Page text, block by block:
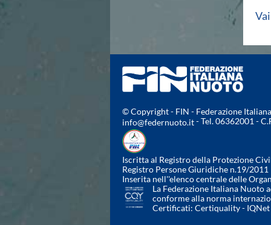
Primati
Azzurri
Flash News
Salvamento
Eventi
Norme e documenti
Risultati e Classifiche
Albi d'oro - Primati
News
Flash News
© Copyright - FIN - Federazione
info@federnuoto.it- Tel. 06362001 -
Iscritta al Registro della Protezione
Registro Persone Giuridiche n.19/2011
Inserita nell''elenco centrale delle
La Federazione Italiana Nuoto
conforme alla norma
Certificati: Certiquality- IQNet